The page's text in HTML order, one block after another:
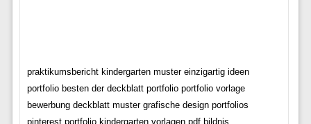
praktikumsbericht kindergarten muster einzigartig ideen
portfolio besten der deckblatt portfolio portfolio vorlage
bewerbung deckblatt muster grafische design portfolios
pinterest portfolio kindergarten vorlagen pdf bildnis